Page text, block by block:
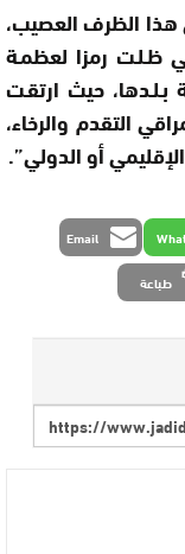
هذا الظرف العصيب،
ظـلـت رمزا لعظمـة
حيث ارتقـت
التقدم والرخاء،
أو الدولي”.
Email
طباعة